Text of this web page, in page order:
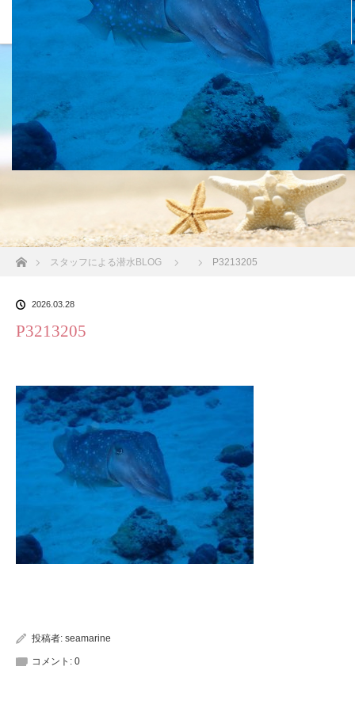
沖縄の海 BLOG
ホームスタッフによる潜水BLOG P3213205
2026.03.28
P3213205
投稿者: seamarine
コメント: 0